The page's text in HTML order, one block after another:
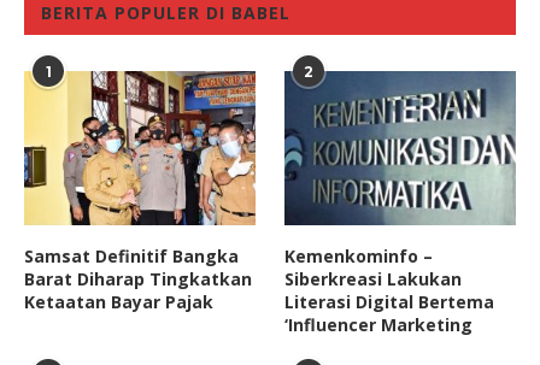
BERITA POPULER DI BABEL
1
Samsat Definitif Bangka
Barat Diharap Tingkatkan
Ketaatan Bayar Pajak
2
Kemenkominfo –
Siberkreasi Lakukan
Literasi Digital Bertema
‘Influencer Marketing